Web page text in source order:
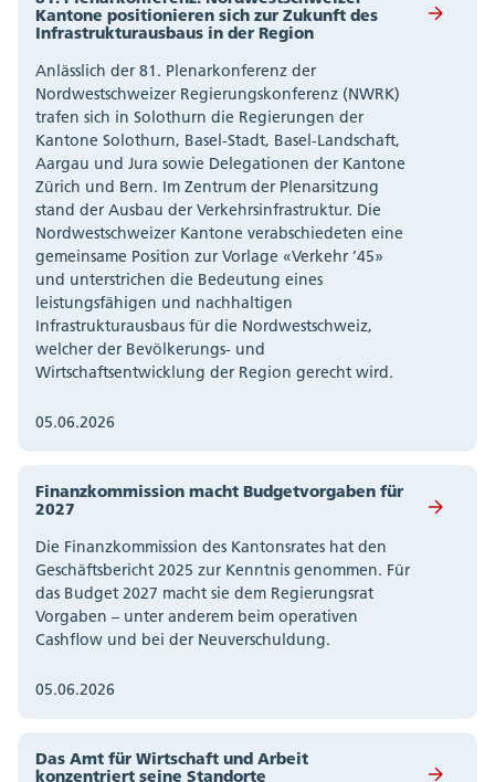
Kantone positionieren sich zur Zukunft des
Infrastrukturausbaus in der Region
Anlässlich der 81. Plenarkonferenz der
Nordwestschweizer Regierungskonferenz (NWRK)
trafen sich in Solothurn die Regierungen der
Kantone Solothurn, Basel-Stadt, Basel-Landschaft,
Aargau und Jura sowie Delegationen der Kantone
Zürich und Bern. Im Zentrum der Plenarsitzung
stand der Ausbau der Verkehrsinfrastruktur. Die
Nordwestschweizer Kantone verabschiedeten eine
gemeinsame Position zur Vorlage «Verkehr ’45»
und unterstrichen die Bedeutung eines
leistungsfähigen und nachhaltigen
Infrastrukturausbaus für die Nordwestschweiz,
welcher der Bevölkerungs- und
Wirtschaftsentwicklung der Region gerecht wird.
05.06.2026
Finanzkommission macht Budgetvorgaben für
2027
Die Finanzkommission des Kantonsrates hat den
Geschäftsbericht 2025 zur Kenntnis genommen. Für
das Budget 2027 macht sie dem Regierungsrat
Vorgaben – unter anderem beim operativen
Cashflow und bei der Neuverschuldung.
05.06.2026
Das Amt für Wirtschaft und Arbeit
konzentriert seine Standorte